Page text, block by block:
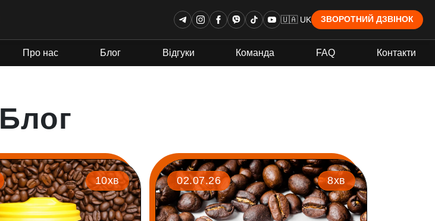
🇺🇦 UK ЗВОРОТНИЙ ДЗВІНОК
Про нас Блог Відгуки Команда FAQ Контакти
Блог
10хв 02.07.26 8хв